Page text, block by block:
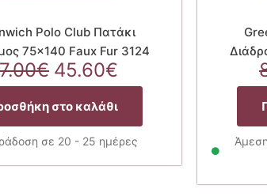
Polo Club Πατάκι
75×140 Faux Fur 3124
€ Original
price
was:
57.00€.
45.60€
τρέχουσα
τιμή
είναι:
45.60€.
στο καλάθι
σε 20 - 25 ημέρες